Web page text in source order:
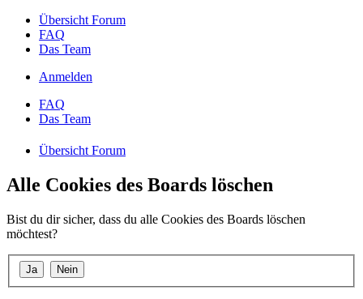
Übersicht Forum
FAQ
Das Team
Anmelden
FAQ
Das Team
Übersicht Forum
Alle Cookies des Boards löschen
Bist du dir sicher, dass du alle Cookies des Boards löschen
möchtest?